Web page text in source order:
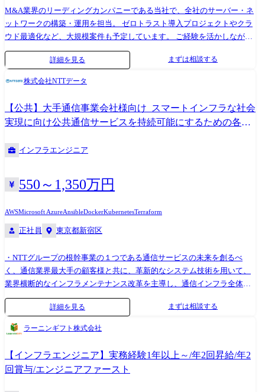
M&A業界のリーディングカンパニーである当社で、全社のサーバー・ネ
ットワークの構築・運用を担当。 ゼロトラスト導入プロジェクトやクラ
ウド最適化など、大規模案件も予定しています。 ご経験を活かしながら
裁量を持ってご活躍いただけます。 ●具体的には ・ネットワーク・サー
バーの構築・運用・保守 ・ゼロトラスト導入プロジェクト(半年～1年規
国拠点・グループ会社10社・海外現地法人を含む広範囲のインフラ環境
を担当いただきます。 今後も組織を拡大していく中で、チャレンジング
なポジション・管理職などへのキャリアアップも可能です。 ●現体制 正
詳細を見る まずは相談する
株式会社NTTデータ
【公共】大手通信事業会社様向け_スマートインフラな社会
実現に向け公共通信サービスを持続可能にするための各種
インフラエンジニア
550～1,350万円
AWSMicrosoft AzureAnsibleDockerKubernetesTerraform
正社員 東京都新宿区
・NTTグループの根幹事業の１つである通信サービスの未来を創るべ
く、通信業界最大手の顧客様と共に、革新的なシステム技術を用いて、
業界横断的なインフラメンテナンス改革を主導し、通信インフラ全体に
貢献できるシステム開発を目指しています。 ・新規サービスの提供、既
存サービスの安定運用を実現するため、システムでの実現方式/構成のグ
ランドデザインから開発（設計・構築・試験）、維持・保守までをトー
タルで行います。（システム運用自体は当社範囲外） ・大規模システム
のインフラ開発を担っており、各自の専門スキルを活かすことも、また
各インフラ技術を段階的に身に着けることもでき、将来的にはインフラ
アーキテクトとしての活躍も可能となります。 ・IOWN (Innovative
詳細を見る まずは相談する
ラーニンギフト株式会社
【インフラエンジニア】実務経験1年以上～/年2回昇給/年2
回賞与/エンジニアファースト